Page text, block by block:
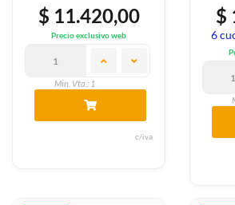
$ 11.420,00
Precio exclusivo web
Min. Vta.: 1
c/iva
$
6